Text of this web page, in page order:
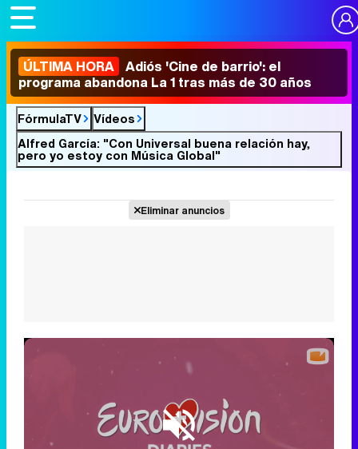
ÚLTIMA HORA Adiós 'Cine de barrio': el
programa abandona La 1 tras más de 30 años
FórmulaTV
Vídeos
Alfred García: "Con Universal buena relación hay,
pero yo estoy con Música Global"
Eliminar anuncios